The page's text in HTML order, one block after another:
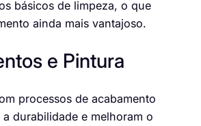
básicos de limpeza, o que
ainda mais vantajoso.
e Pintura
processos de acabamento
durabilidade e melhoram o